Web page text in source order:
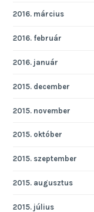
2016. március
2016. február
2016. január
2015. december
2015. november
2015. október
2015. szeptember
2015. augusztus
2015. július